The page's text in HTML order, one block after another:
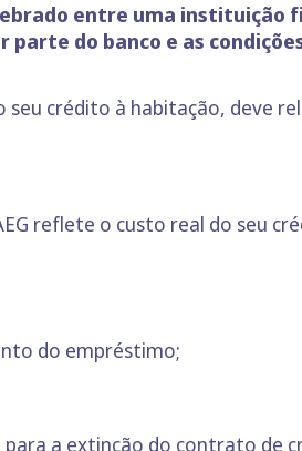
entre uma instituição
do banco e as
crédito à habitação, deve
reflete o custo real do seu
do empréstimo;
a extinção do contrato de